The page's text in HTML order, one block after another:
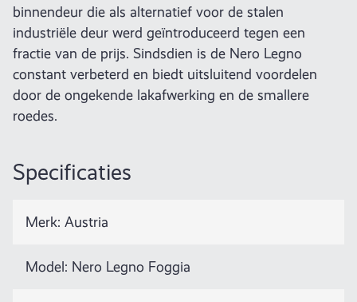
binnendeur die als alternatief voor de stalen
industriële deur werd geïntroduceerd tegen een
fractie van de prijs. Sindsdien is de Nero Legno
constant verbeterd en biedt uitsluitend voordelen
door de ongekende lakafwerking en de smallere
roedes.
Specificaties
Merk: Austria
Model: Nero Legno Foggia